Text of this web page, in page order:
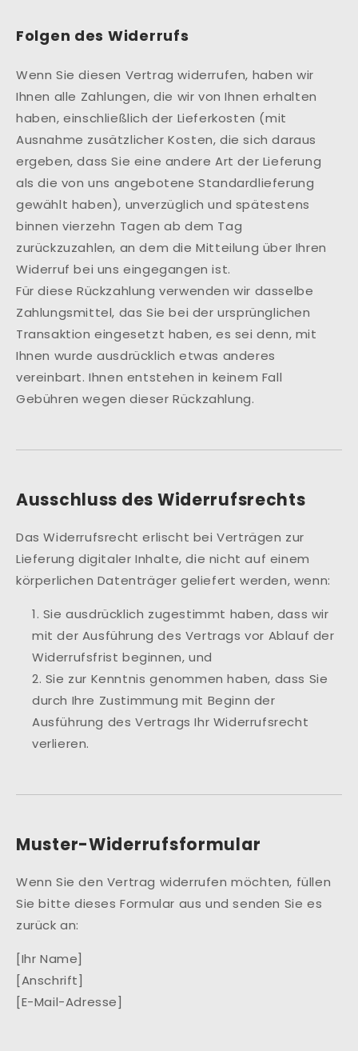
Folgen des Widerrufs
Wenn Sie diesen Vertrag widerrufen, haben wir
Ihnen alle Zahlungen, die wir von Ihnen erhalten
haben, einschließlich der Lieferkosten (mit
Ausnahme zusätzlicher Kosten, die sich daraus
ergeben, dass Sie eine andere Art der Lieferung
als die von uns angebotene Standardlieferung
gewählt haben), unverzüglich und spätestens
binnen vierzehn Tagen ab dem Tag
zurückzuzahlen, an dem die Mitteilung über Ihren
Widerruf bei uns eingegangen ist.
Für diese Rückzahlung verwenden wir dasselbe
Zahlungsmittel, das Sie bei der ursprünglichen
Transaktion eingesetzt haben, es sei denn, mit
Ihnen wurde ausdrücklich etwas anderes
vereinbart. Ihnen entstehen in keinem Fall
Gebühren wegen dieser Rückzahlung.
Ausschluss des Widerrufsrechts
Das Widerrufsrecht erlischt bei Verträgen zur
Lieferung digitaler Inhalte, die nicht auf einem
körperlichen Datenträger geliefert werden, wenn:
Sie ausdrücklich zugestimmt haben, dass wir
mit der Ausführung des Vertrags vor Ablauf der
Widerrufsfrist beginnen, und
Sie zur Kenntnis genommen haben, dass Sie
durch Ihre Zustimmung mit Beginn der
Ausführung des Vertrags Ihr Widerrufsrecht
verlieren.
Muster-Widerrufsformular
Wenn Sie den Vertrag widerrufen möchten, füllen
Sie bitte dieses Formular aus und senden Sie es
zurück an:
[Ihr Name]
[Anschrift]
[E-Mail-Adresse]